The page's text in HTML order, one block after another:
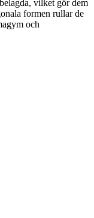
vilket gör dem
formen rullar de
och